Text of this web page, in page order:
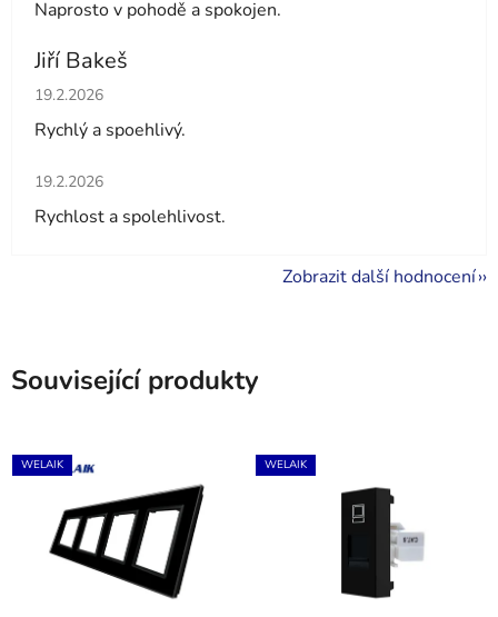
Naprosto v pohodě a spokojen.
Jiří Bakeš
Hodnocení obchodu je 5 z 5 hvězdiček.
19.2.2026
Rychlý a spoehlivý.
Hodnocení obchodu je 5 z 5 hvězdiček.
19.2.2026
Rychlost a spolehlivost.
Zobrazit další hodnocení
Související produkty
WELAIK WELAIK